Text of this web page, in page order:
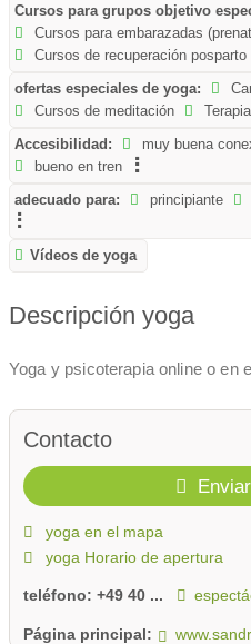
Cursos para grupos objetivo
Cursos para embarazadas
Cursos de recuperación posparto
ofertas especiales de yoga:
Cursos de meditación
Accesibilidad:
muy buena
bueno en tren
adecuado para:
principiante
Vídeos de yoga
Descripción yoga
Yoga y psicoterapia online o en
Contacto
yoga en el mapa
yoga Horario de apertura
teléfono: +49 40 ...
Página principal: